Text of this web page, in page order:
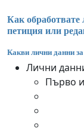
Как обработвате
петиция или
Какви лични данни
Лични
Първо